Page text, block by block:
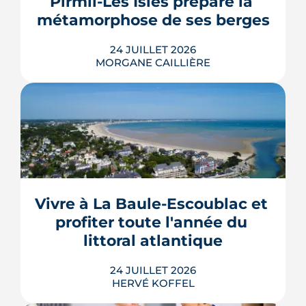
et solaire thermi...
métamorphose de ses berges
24 JUILLET 2026
MORGANE CAILLIÈRE
Le projet de la ZAC Pirmil-Les Isles
déploie 3 300 logements neufs entre
Rezé et Nantes, dont 55 % attribués au
en Bail Réel Solidaire.
LIRE L'ARTICLE
Vivre à La Baule-Escoublac et
profiter toute l'année du
littoral atlantique
24 JUILLET 2026
HERVÉ KOFFEL